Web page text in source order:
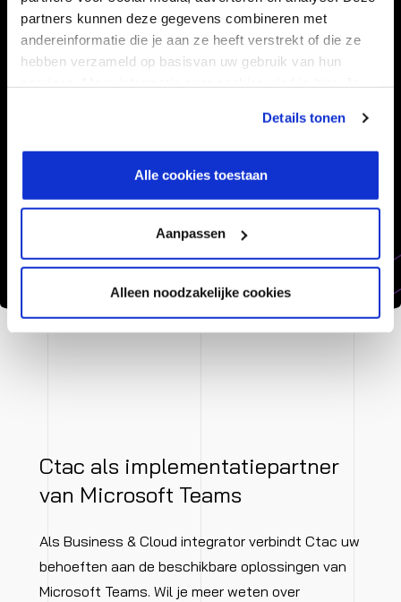
partners kunnen deze gegevens combineren met
andereinformatie die je aan ze heeft verstrekt of die ze
hebben verzameld op basisvan uw gebruik van hun
aanpassen via de CO-knop linksonder. Lees meer over
hoe wij jouw gegevensverwerken in onze privacy- en
Details tonen
Alle cookies toestaan
Aanpassen
Alleen noodzakelijke cookies
alle mogelijkheden zien van dit programma.
actieve gebruikers. Microsoft Teams is meer dan een
tool om elkaar online te (video)bellen.
Ctac als implementatiepartner
van Microsoft Teams
Als Business & Cloud integrator verbindt Ctac uw
behoeften aan de beschikbare oplossingen van
Microsoft Teams. Wil je meer weten over